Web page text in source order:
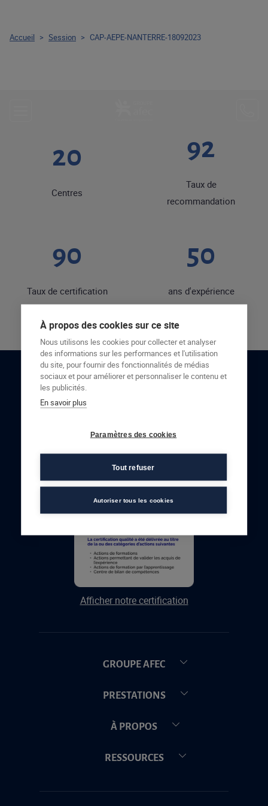
20
Centres
92
Taux de
recommandation
90
Taux de certification
50
ans d'expérience
RESTONS EN CONTACT
Afficher notre certification
GROUPE AFEC
PRESTATIONS
À PROPOS
RESSOURCES
Accueil > Session > CAP-AEPE-NANTERRE-18092023
À propos des cookies sur ce site
Nous utilisons les cookies pour collecter et analyser
des informations sur les performances et l'utilisation
du site, pour fournir des fonctionnalités de médias
sociaux et pour améliorer et personnaliser le contenu et
les publicités.
En savoir plus
Paramètres des cookies
Tout refuser
Autoriser tous les cookies